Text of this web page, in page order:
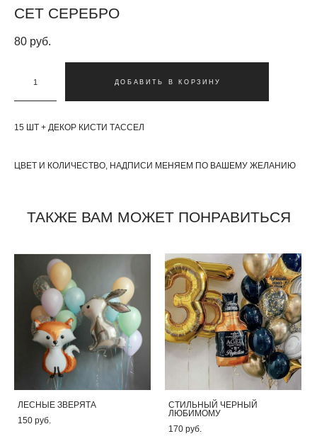
СЕТ СЕРЕБРО
80 pуб.
ДОБАВИТЬ В КОРЗИНУ
15 ШТ + ДЕКОР КИСТИ ТАССЕЛ
ЦВЕТ И КОЛИЧЕСТВО, НАДПИСИ МЕНЯЕМ ПО ВАШЕМУ ЖЕЛАНИЮ
ТАКЖЕ ВАМ МОЖЕТ ПОНРАВИТЬСЯ
ЛЕСНЫЕ ЗВЕРЯТА
150 pуб.
СТИЛЬНЫЙ ЧЕРНЫЙ
ЛЮБИМОМУ
170 pуб.